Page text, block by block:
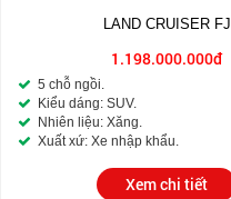
LAND CRUISER FJ
1.198.000.000đ
5 chỗ ngồi.
Kiểu dáng: SUV.
Nhiên liệu: Xăng.
Xuất xứ: Xe nhập khẩu.
Xem chi tiết